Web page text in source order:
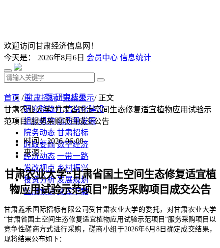
欢迎访问甘肃经济信息网！
今天是： 2026年8月6日 会员中心 信息统计
首 页 研究成果
研究院简介 信息化建设
组织机构 高质量发展
院务动态 甘肃招标
时政要闻 数字经济
经济动态 一带一路
发改视点 乡村振兴
投资分析 发展规划
监测预测 文库下载
首页 /甘肃招标/中标公示/ 正文
甘肃农业大学“甘肃省国土空间生态修复适宜植物应用试验示
范项目”服务采购项目成交公告
时间：2026-06-08
来源：
甘肃农业大学“甘肃省国土空间生态修复适宜植
物应用试验示范项目”服务采购项目成交公告
甘肃鑫禾国际招标有限公司 受甘肃农业大学的委托，对甘肃农业大学
“甘肃省国土空间生态修复适宜植物应用试验示范项目”服务采购项目 以
竞争性磋商方式进行采购， 磋商小组于2026年6月 8日确定成交结果，
现将结果公布如下：